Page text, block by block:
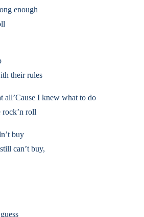
enough
their rules
all’Cause I knew what to do
rock’n roll
buy
can’t buy,